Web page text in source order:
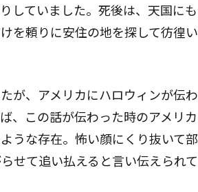
していました。死後は、天国にも
を頼りに安住の地を探して彷徨い
が、アメリカにハロウィンが伝わ
、この話が伝わった時のアメリカ
うな存在。怖い顔にくり抜いて部
せて追い払えると言い伝えられて